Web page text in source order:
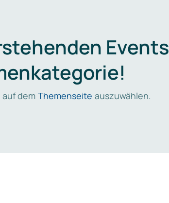
Events
auf dem Themenseite auszuwählen.